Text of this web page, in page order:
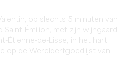
op slechts 5 minuten van
Émilion, met zijn wijngaard
Étienne-de-Lisse, in het hart
op de Werelderfgoedlijst van